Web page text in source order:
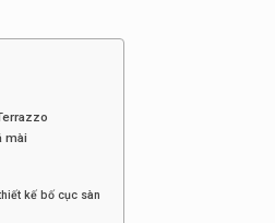
mài
kế bố cục sàn